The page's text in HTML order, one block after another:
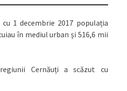
1 decembrie 2017 populația
în mediul urban și 516,6 mii
Cernăuți a scăzut cu